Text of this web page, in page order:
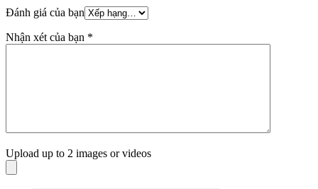
Đánh giá của bạn
Nhận xét của bạn *
Upload up to 2 images or videos